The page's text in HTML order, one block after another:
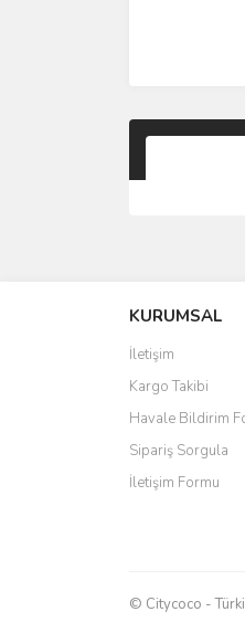
Ürün
Ürün
Ürün
Ürün
Bu
KURUMSAL
İletişim
Kargo Takibi
Havale Bildirim
Sipariş Sorgula
İletişim Formu
© Citycoco -